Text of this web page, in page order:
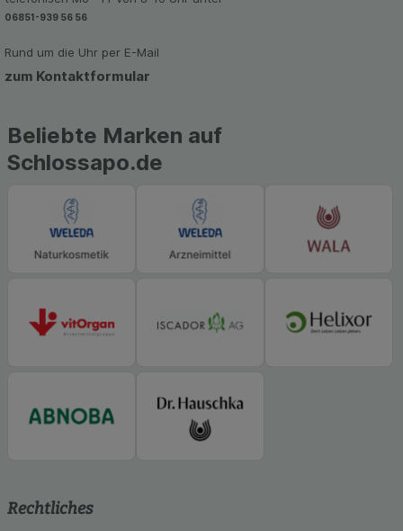
zu gestalten. Bitte beachten Sie, dass Daten
soziale Medien übertragen werden.
06851-939 56 56
Rund um die Uhr per E-Mail
zum Kontaktformular
Beliebte Marken auf
Schlossapo.de
Rechtliches